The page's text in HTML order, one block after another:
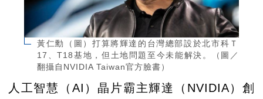
黃仁勳（圖）打算將輝達的台灣總部設於北市科Ｔ
17、T18基地，但土地問題至今未能解決。（圖／
翻攝自NVIDIA Taiwan官方臉書）
人工智慧（AI）晶片霸主輝達（NVIDIA）創